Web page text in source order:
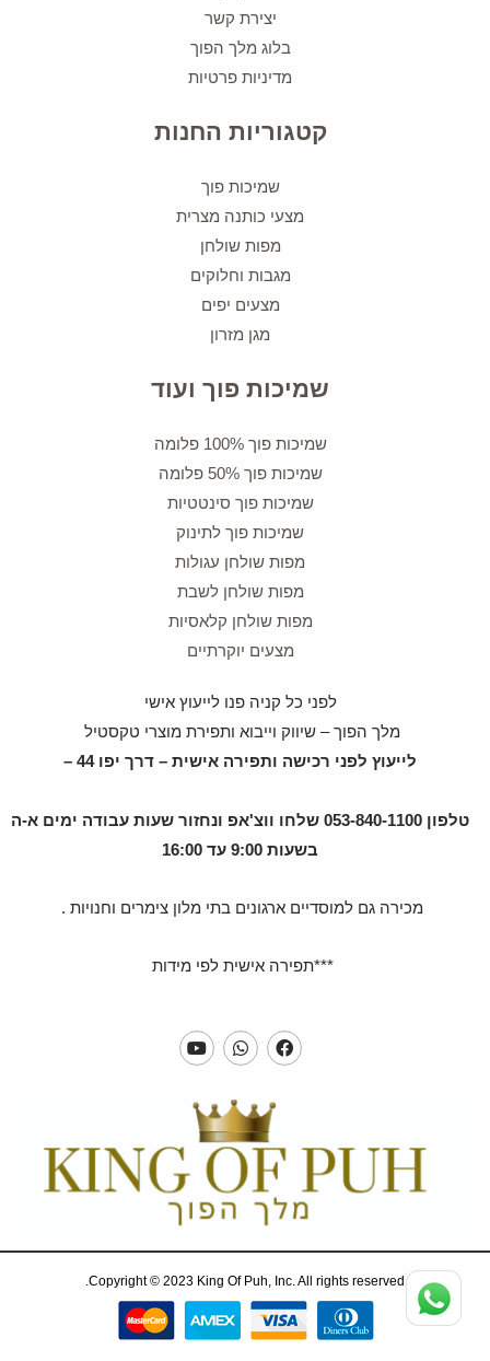
יצירת קשר
בלוג מלך הפוך
מדיניות פרטיות
קטגוריות החנות
שמיכות פוך
מצעי כותנה מצרית
מפות שולחן
מגבות וחלוקים
מצעים יפים
מגן מזרון
שמיכות פוך ועוד
שמיכות פוך 100% פלומה
שמיכות פוך 50% פלומה
שמיכות פוך סינטטיות
שמיכות פוך לתינוק
מפות שולחן עגולות
מפות שולחן לשבת
מפות שולחן קלאסיות
מצעים יוקרתיים
לפני כל קניה פנו לייעוץ אישי
מלך הפוך – שיווק וייבוא ותפירת מוצרי טקסטיל
לייעוץ לפני רכישה ותפירה אישית – דרך יפו 44 –
טלפון 053-840-1100 שלחו ווצ'אפ ונחזור שעות עבודה ימים א-ה
בשעות 9:00 עד 16:00
מכירה גם למוסדיים ארגונים בתי מלון צימרים וחנויות .
***תפירה אישית לפי מידות
Copyright © 2023 King Of Puh, Inc. All rights reserved.